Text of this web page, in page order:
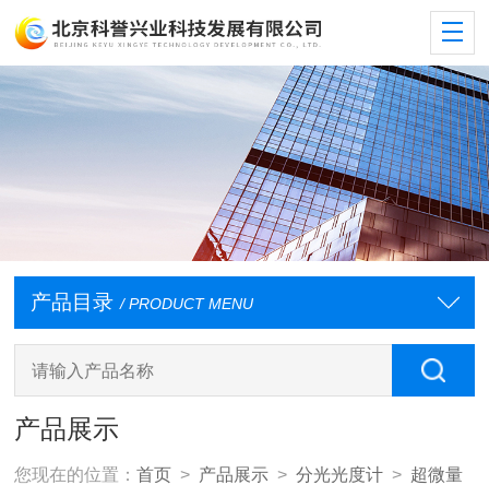
产品目录 / PRODUCT MENU
产品展示
您现在的位置：首页 > 产品展示 >分光光度计 > 超微量